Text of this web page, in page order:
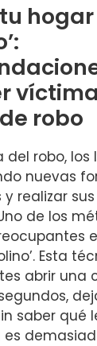
robo
del⁢ robo,‌
nuevas
realizar
de ​los
Esta
abrir una
saber qué